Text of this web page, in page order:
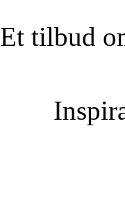
Et tilbud